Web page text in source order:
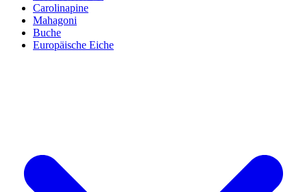
Carolinapine
Mahagoni
Buche
Europäische Eiche